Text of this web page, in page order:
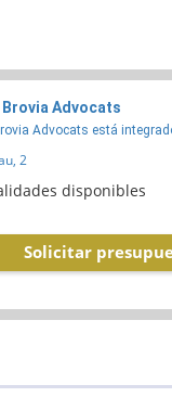
Brovia Advocats
Advocats está
2
disponibles
Solicitar